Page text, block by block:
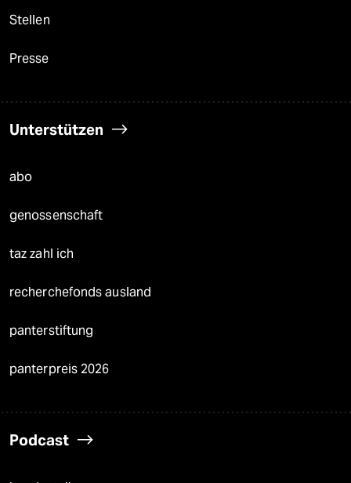
Stellen
Presse
Unterstützen
abo
genossenschaft
taz zahl ich
recherchefonds ausland
panterstiftung
panterpreis 2026
Podcast